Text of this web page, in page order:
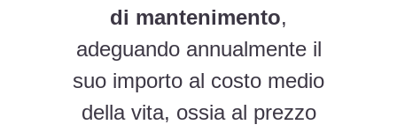
di mantenimento,
adeguando annualmente il
suo importo al costo medio
della vita, ossia al prezzo